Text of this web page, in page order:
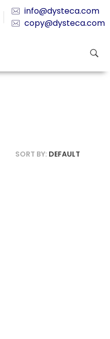
info@dysteca.com
copy@dysteca.com
SORT BY: DEFAULT